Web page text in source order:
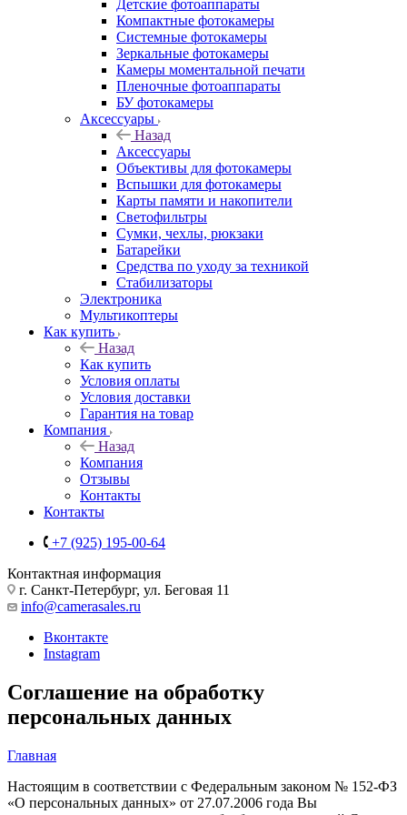
Детские фотоаппараты
Компактные фотокамеры
Системные фотокамеры
Зеркальные фотокамеры
Камеры моментальной печати
Пленочные фотоаппараты
БУ фотокамеры
Аксессуары
Назад
Аксессуары
Объективы для фотокамеры
Вспышки для фотокамеры
Карты памяти и накопители
Светофильтры
Сумки, чехлы, рюкзаки
Батарейки
Средства по уходу за техникой
Стабилизаторы
Электроника
Мультикоптеры
Как купить
Назад
Как купить
Условия оплаты
Условия доставки
Гарантия на товар
Компания
Назад
Компания
Отзывы
Контакты
Контакты
+7 (925) 195-00-64
Контактная информация
г. Санкт-Петербург, ул. Беговая 11
info@camerasales.ru
Вконтакте
Instagram
Соглашение на обработку
персональных данных
Главная
Настоящим в соответствии с Федеральным законом № 152-ФЗ
«О персональных данных» от 27.07.2006 года Вы